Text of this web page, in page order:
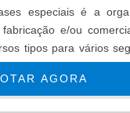
especiais é a
e/ou
tipos para vários
especiais são gases
volta de 99,995% e
úteis para
AGORA